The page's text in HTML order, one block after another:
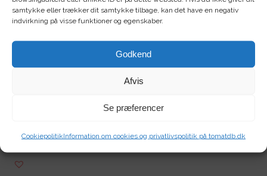
samtykke eller trækker dit samtykke tilbage, kan det have en negativ
indvirkning på visse funktioner og egenskaber.
Godkend
Afvis
Se præferencer
CookiepolitikInformation om cookies og privatlivspolitik på tomatdb.dk
På lager
Aji Mango
kr.